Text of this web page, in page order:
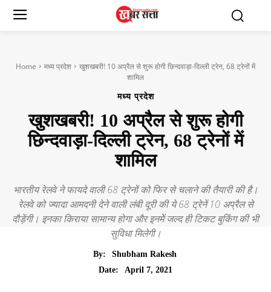
Home मध्य प्रदेश
खुशखबरी! 10 अप्रैल से शुरू होगी छिन्दवाड़ा-दिल्ली ट्रेन, 68 ट्रेनों में
शामिल
मध्य प्रदेश
खुशखबरी! 10 अप्रैल से शुरू होगी
छिन्दवाड़ा-दिल्ली ट्रेन, 68 ट्रेनों में
शामिल
भारतीय रेलवे ने फायदे वाली 68 ट्रेनों को फिर से चलाने की तैयारी की है।
रेलवे को ज्यादा आमदनी देने वाली लंबी दूरी की ये 68 ट्रेनें 10 अप्रैल से
दौड़ेंगी। इनका किराया सामान्य होगा और इनमेें जल्द ही टिकट बुकिंंग की भी
सुविधा मिलेगी।
By:
Shubham Rakesh
Date:
April 7, 2021